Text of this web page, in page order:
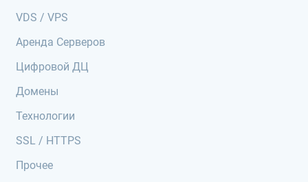
VDS / VPS
Аренда Серверов
Цифровой ДЦ
Домены
Технологии
SSL / HTTPS
Прочее